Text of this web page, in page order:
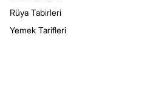
Rüya Tabirleri
Yemek Tarifleri